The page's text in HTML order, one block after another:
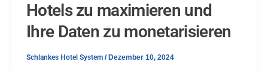
Hotels zu maximieren und
Ihre Daten zu monetarisieren
Schlankes Hotel System / Dezember 10, 2024